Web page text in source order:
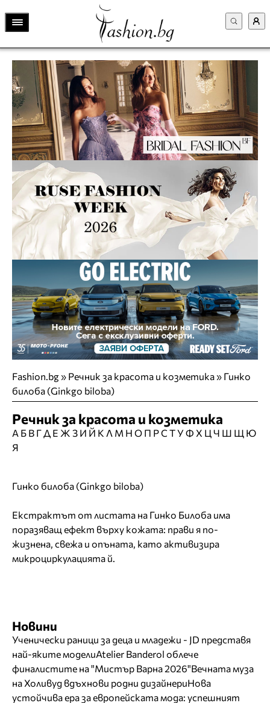
Fashion.bg» Речник за красота и козметика » Гинко
билоба (Ginkgo biloba)
Речник за красота и козметика
А Б В ГД Е Ж З И Й К Л М Н О П РС ТУФ Х ЦЧ Ш Щ Ю
Я
Гинко билоба (Ginkgo biloba)
Екстрактът от листата на Гинко Билоба има
поразяващ ефект върху кожата: прави я по-
жизнена, свежа и опъната, като активизира
микроциркулацията й.
Новини
Ученически раници за деца и младежи - JD представя
най-яките моделиAtelier Banderol облече
финалистите на "Мистър Варна 2026"Вечната муза
на Холивуд вдъхнови родни дизайнериНова
устойчива ера за европейската мода: успешният